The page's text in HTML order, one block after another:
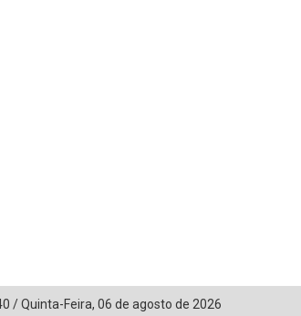
/Quinta-Feira, 06 de agosto de 2026